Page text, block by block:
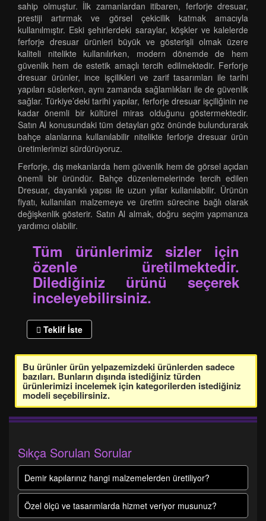
sahip olmuştur. İlk zamanlardan itibaren, ferforje dresuar,
prestiji artırmak ve görsel çekicilik katmak amacıyla
kullanılmıştır. Eski şehirlerdeki saraylar, köşkler ve kalelerde
ferforje dresuar ürünleri büyük ve gösterişli olmak üzere
kaliteli nitelikte kullanılırken, modern dönemde de hem
güvenlik hem de estetik amaçlı tercih edilmektedir. Ferforje
dresuar ürünler, ince işçilikleri ve zarif tasarımları ile tarihi
yapıları süslerken, aynı zamanda sağlamlıkları ile de güvenlik
sağlar. Türkiye’deki tarihi yapılar, ferforje dresuar işçiliğinin ne
kadar önemli bir kültürel miras olduğunu göstermektedir.
Satın Al konusundaki tüm detayları göz önünde bulundurarak
bahçe alanlarına kullanılabilir nitelikte ferforje dresuar ürün
üretimlerimizi sürdürüyoruz.
Ferforje, dış mekanlarda hem güvenlik hem de görsel açıdan
önemli bir üründür. Bahçe düzenlemelerinde tercih edilen
Dresuar, dayanıklı yapısı ile uzun yıllar kullanılabilir. Ürünün
fiyatı, kullanılan malzemeye ve üretim sürecine bağlı olarak
değişkenlik gösterir. Satın Al almak, doğru seçim yapmanıza
yardımcı olabilir.
Tüm ürünlerimiz sizler için
özenle üretilmektedir.
Dilediğiniz ürünü seçerek
inceleyebilirsiniz.
Teklif İste
Bu ürünler ürün yelpazemizdeki ürünlerden sadece
bazıları. Bunların dışında istediğiniz türden
ürünlerimizi incelemek için kategorilerden istediğiniz
modeli seçebilirsiniz.
Sıkça Sorulan Sorular
Demir kapılarınız hangi malzemelerden üretiliyor?
Özel ölçü ve tasarımlarda hizmet veriyor musunuz?